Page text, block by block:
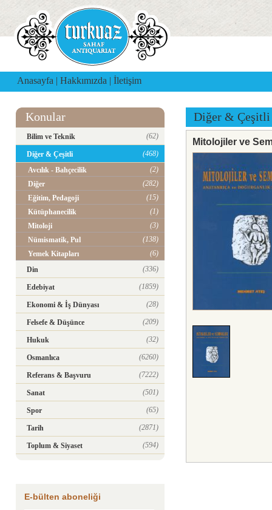
Anasayfa | Hakkımızda | İletişim
Konular
Bilim ve Teknik (62)
Diğer & Çeşitli
(468)
Avcılık - Bahçecilik
(2)
Diğer
(282)
Eğitim, Pedagoji
(15)
Kütüphanecilik
(1)
Mitoloji
(3)
Nümismatik, Pul
(138)
Yemek Kitapları
(6)
Din
(336)
Edebiyat (1859)
Ekonomi & İş Dünyası (28)
Felsefe & Düşünce (209)
Hukuk (32)
Osmanlıca (6260)
Referans & Başvuru (7222)
Sanat (501)
Spor (65)
Tarih (2871)
Toplum & Siyaset (594)
E-bülten aboneliği
Diğer & Çeşitli
Mitolojiler ve